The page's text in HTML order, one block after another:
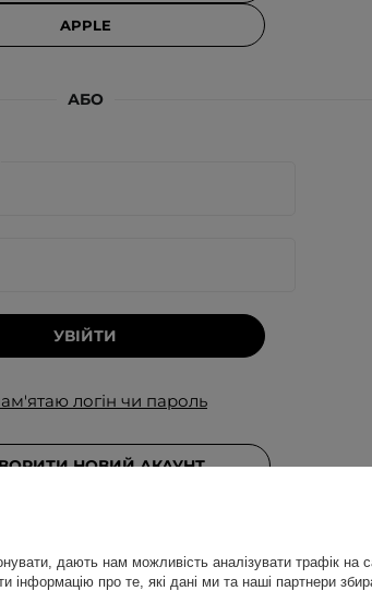
APPLE
АБО
УВІЙТИ
логін чи пароль
НОВИЙ АКАУНТ
дають нам можливість аналізувати трафік на
інформацію про те, які дані ми та наші партнери